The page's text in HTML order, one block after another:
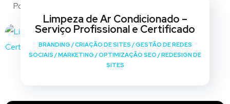
Portfólio
Limpeza de Ar Condicionado –
Serviço Profissional e Certificado
BRANDING /CRIAÇÃO DE SITES /GESTÃO DE REDES
SOCIAIS /MARKETING /OPTIMIZAÇÃO SEO /REDESIGN DE
SITES